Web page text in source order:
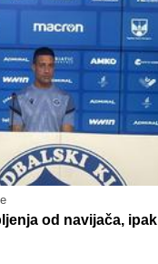
od navijača, ipak